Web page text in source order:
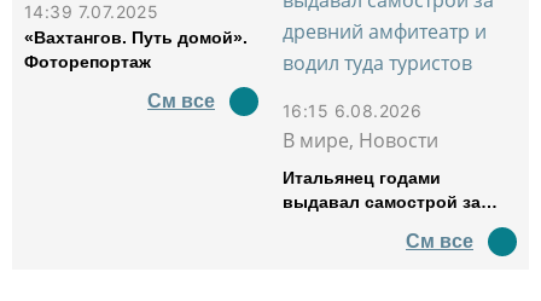
14:39 7.07.2025
«Вахтангов. Путь домой».
Фоторепортаж
См все 16:15 6.08.2026
В мире, Новости
Итальянец годами
выдавал самострой за
водил туда туристов
См все